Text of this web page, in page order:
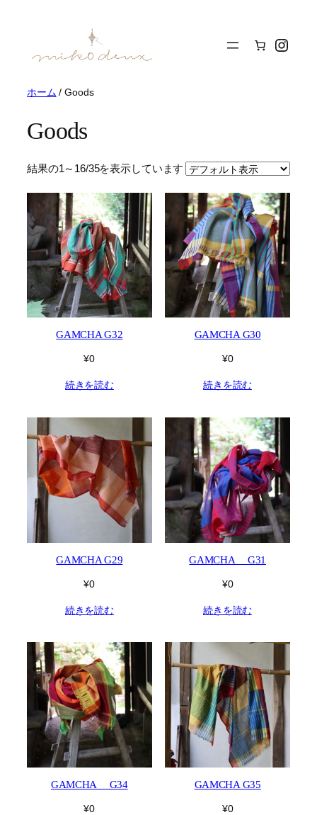
ホーム / Goods
Goods
結果の1～16/35を表示しています
GAMCHA G32
¥0
続きを読む
GAMCHA G30
¥0
続きを読む
GAMCHA G29
¥0
続きを読む
GAMCHA G31
¥0
続きを読む
GAMCHA G34
¥0
GAMCHA G35
¥0